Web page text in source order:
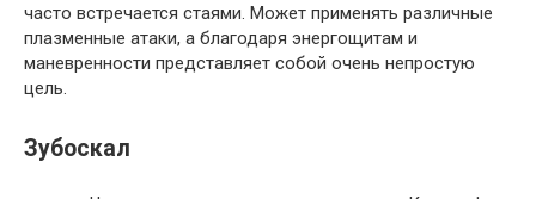
часто встречается стаями. Может применять различные
плазменные атаки, а благодаря энергощитам и
маневренности представляет собой очень непростую
цель.
Зубоскал